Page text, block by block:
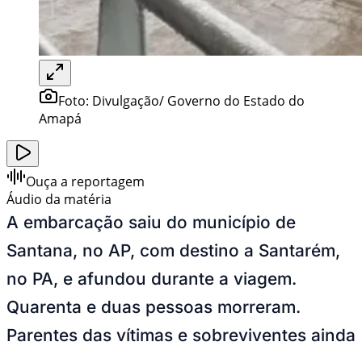
Foto: Divulgação/ Governo do Estado do
Amapá
Ouça a reportagem
Áudio da matéria
A embarcação saiu do município de
Santana, no AP, com destino a Santarém,
no PA, e afundou durante a viagem.
Quarenta e duas pessoas morreram.
Parentes das vítimas e sobreviventes ainda